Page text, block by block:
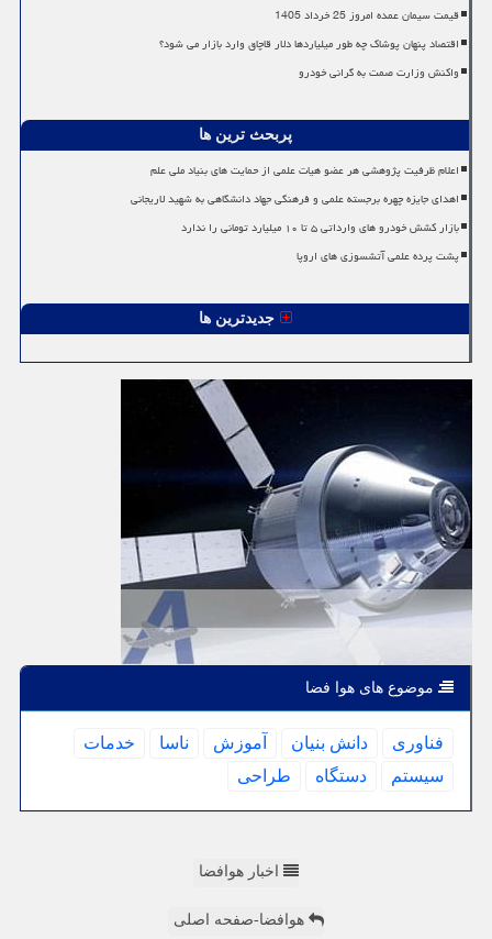
قیمت سیمان عمده امروز 25 خرداد 1405
اقتصاد پنهان پوشاک چه طور میلیاردها دلار قاچاق وارد بازار می شود؟
واکنش وزارت صمت به گرانی خودرو
پربحث ترین ها
اعلام ظرفیت پژوهشی هر عضو هیات علمی از حمایت های بنیاد ملی علم
اهدای جایزه چهره برجسته علمی و فرهنگی جهاد دانشگاهی به شهید لاریجانی
بازار کشش خودرو های وارداتی ۵ تا ۱۰ میلیارد تومانی را ندارد
پشت پرده علمی آتشسوزی های اروپا
جدیدترین ها
موضوع های هوا فضا
فناوری دانش بنیان آموزش ناسا
خدمات
سیستم
دستگاه طراحی
اخبار هوافضا
هوافضا-صفحه اصلی